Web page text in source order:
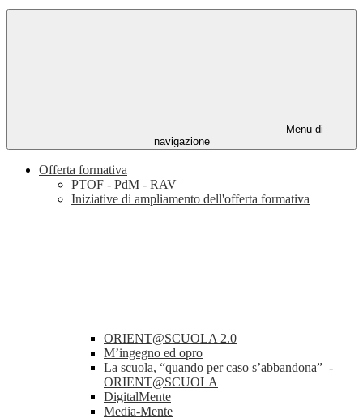
Menu di
navigazione
Offerta formativa
PTOF - PdM - RAV
Iniziative di ampliamento dell'offerta formativa
ORIENT@SCUOLA 2.0
M’ingegno ed opro
La scuola, “quando per caso s’abbandona” -
ORIENT@SCUOLA
DigitalMente
Media-Mente